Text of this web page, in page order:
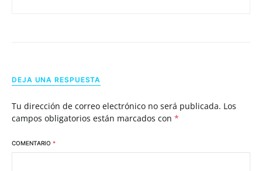
DEJA UNA RESPUESTA
Tu dirección de correo electrónico no será publicada. Los
campos obligatorios están marcados con *
COMENTARIO *